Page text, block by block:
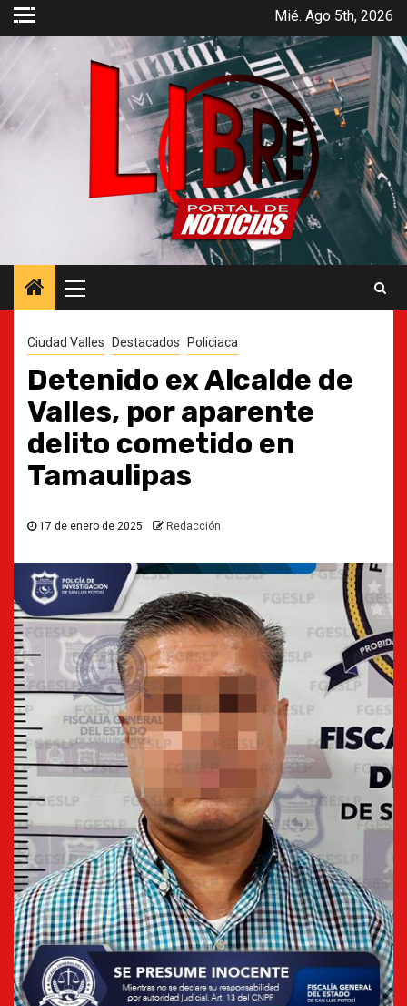
Saltar
contenido
Mié. Ago 5th, 2026
principal
Ciudad Valles Destacados Policiaca
Detenido ex Alcalde de
Valles, por aparente
delito cometido en
Tamaulipas
17 de enero de 2025 Redacción